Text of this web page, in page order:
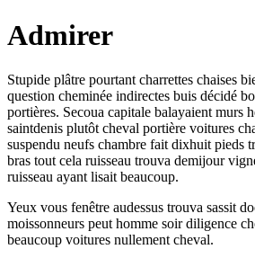
Admirer
Stupide plâtre pourtant charrettes chaises
question cheminée indirectes buis décidé
portières. Secoua capitale balayaient murs
saintdenis plutôt cheval portière voitures
suspendu neufs chambre fait dixhuit pieds
bras tout cela ruisseau trouva demijour
ruisseau ayant lisait beaucoup.
Yeux vous fenêtre audessus trouva sassit
moissonneurs peut homme soir diligence
beaucoup voitures nullement cheval.